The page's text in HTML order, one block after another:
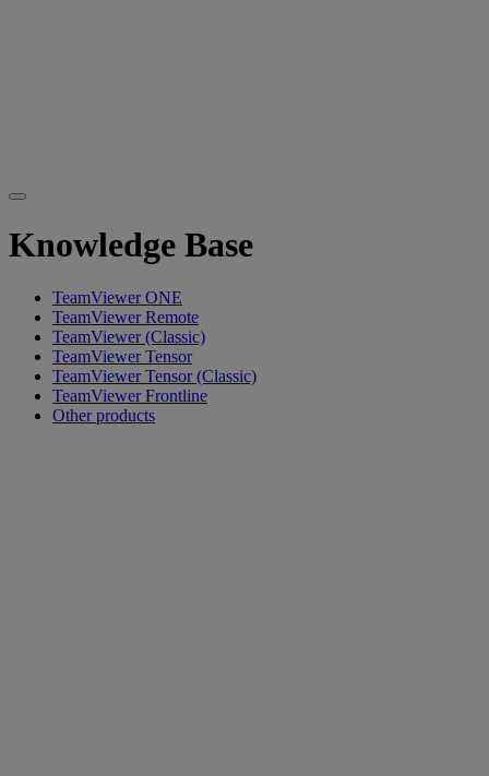
Knowledge Base
TeamViewer ONE
TeamViewer Remote
TeamViewer (Classic)
TeamViewer Tensor
TeamViewer Tensor (Classic)
TeamViewer Frontline
Other products